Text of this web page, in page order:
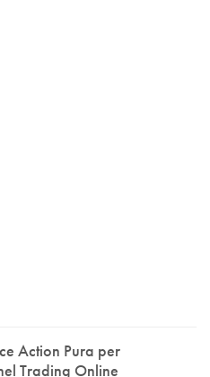
Action Pura per
Trading Online